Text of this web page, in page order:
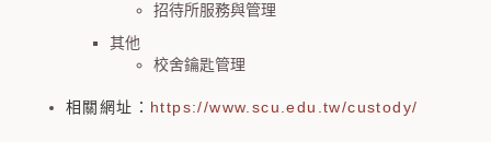
招待所服務與管理
其他
校舍鑰匙管理
相關網址： https://www.scu.edu.tw/custody/